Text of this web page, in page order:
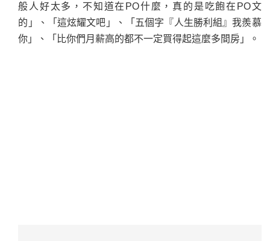
般人好太多，不知道在PO什麼，真的是吃飽在PO文
的」、「這炫耀文吧」、「五個字『人生勝利組』我羨慕
你」、「比你們月薪高的都不一定買得起這麼多間房」。